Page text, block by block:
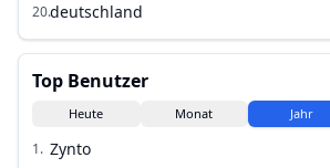
20.deutschland
Top Benutzer
Heute Monat Jahr
1. Zynto